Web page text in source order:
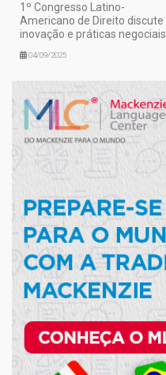
1º Congresso Latino-
Americano de Direito discute
inovação e práticas negociais
04/09/2025